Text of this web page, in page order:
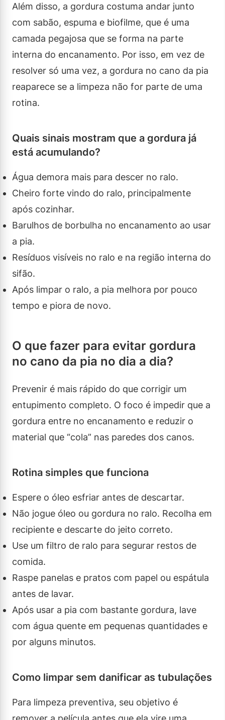
Além disso, a gordura costuma andar junto
com sabão, espuma e biofilme, que é uma
camada pegajosa que se forma na parte
interna do encanamento. Por isso, em vez de
resolver só uma vez, a gordura no cano da pia
reaparece se a limpeza não for parte de uma
rotina.
Quais sinais mostram que a gordura já
está acumulando?
Água demora mais para descer no ralo.
Cheiro forte vindo do ralo, principalmente
após cozinhar.
Barulhos de borbulha no encanamento ao usar
a pia.
Resíduos visíveis no ralo e na região interna do
sifão.
Após limpar o ralo, a pia melhora por pouco
tempo e piora de novo.
O que fazer para evitar gordura
no cano da pia no dia a dia?
Prevenir é mais rápido do que corrigir um
entupimento completo. O foco é impedir que a
gordura entre no encanamento e reduzir o
material que “cola” nas paredes dos canos.
Rotina simples que funciona
Espere o óleo esfriar antes de descartar.
Não jogue óleo ou gordura no ralo. Recolha em
recipiente e descarte do jeito correto.
Use um filtro de ralo para segurar restos de
comida.
Raspe panelas e pratos com papel ou espátula
antes de lavar.
Após usar a pia com bastante gordura, lave
com água quente em pequenas quantidades e
por alguns minutos.
Como limpar sem danificar as tubulações
Para limpeza preventiva, seu objetivo é